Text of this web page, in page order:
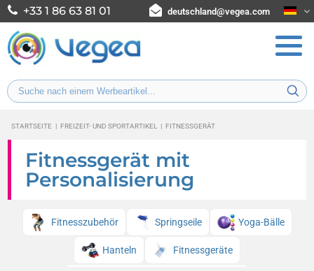
+33 1 86 63 81 01 deutschland@vegea.com
STARTSEITE | FREIZEIT- UND SPORTARTIKEL | FITNESSGERÄT
Fitnessgerät mit
Personalisierung
Fitnesszubehör Springseile Yoga-Bälle
Hanteln Fitnessgeräte